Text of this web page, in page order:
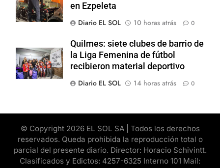
en Ezpeleta
Diario EL SOL
10 horas atrás 0
Quilmes: siete clubes de barrio de
la Liga Femenina de fútbol
recibieron material deportivo
Diario EL SOL
14 horas atrás 0
© Copyright 2026 EL SOL SA | Todos los derechos
reservados. Queda prohibida la reproducción total o
parcial del presente diario. Director: Horacio Schivintt.
Clasificados y Edictos: 4257-6325 Interno 101 Mail: